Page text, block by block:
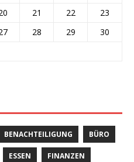
21 22
23
28 29
30
BENACHTEILIGUNG BÜRO
ESSEN FINANZEN